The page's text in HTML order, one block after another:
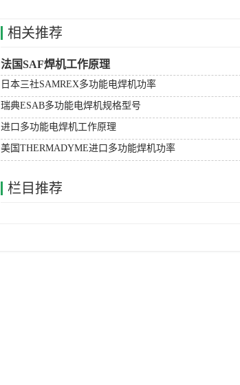
相关推荐
法国SAF焊机工作原理
日本三社SAMREX多功能电焊机功率
瑞典ESAB多功能电焊机规格型号
进口多功能电焊机工作原理
美国THERMADYME进口多功能焊机功率
栏目推荐